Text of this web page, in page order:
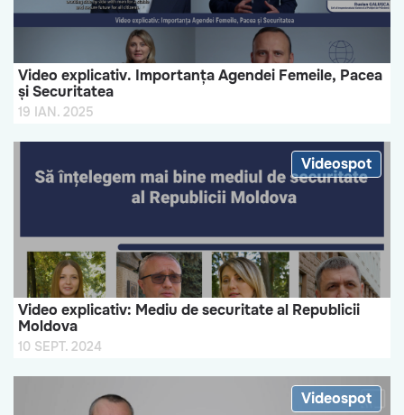
Video explicativ. Importanța Agendei Femeile, Pacea
și Securitatea
19 IAN. 2025
Videospot
Video explicativ: Mediu de securitate al Republicii
Moldova
10 SEPT. 2024
Videospot